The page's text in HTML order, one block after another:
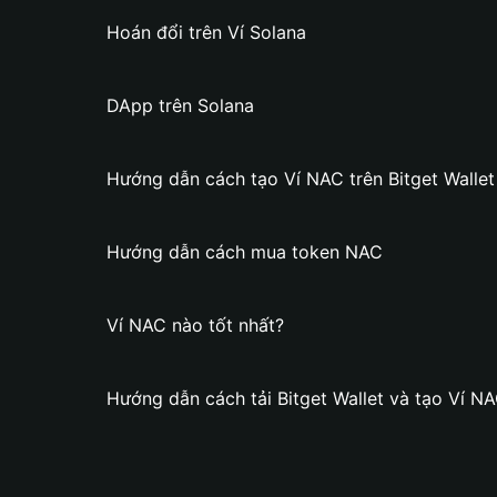
Hoán đổi trên Ví Solana
DApp trên Solana
Hướng dẫn cách tạo Ví NAC trên Bitget Wallet
Hướng dẫn cách mua token NAC
Ví NAC nào tốt nhất?
Hướng dẫn cách tải Bitget Wallet và tạo Ví